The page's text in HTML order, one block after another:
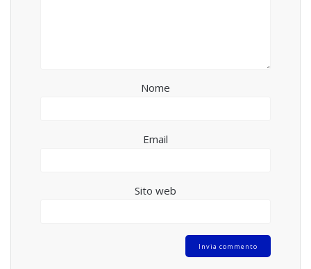
Nome
Email
Sito web